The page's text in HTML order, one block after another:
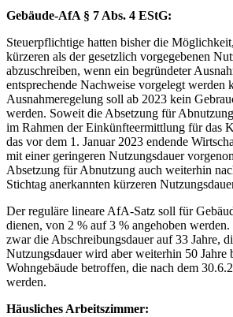
Gebäude-AfA § 7 Abs. 4 EStG:
Steuerpflichtige hatten bisher die
kürzeren als der gesetzlich vorgegebenen
abzuschreiben, wenn ein begründeter
entsprechende Nachweise vorgelegt werden
Ausnahmeregelung soll ab 2023 kein
werden. Soweit die Absetzung für
im Rahmen der Einkünfteermittlung für das
das vor dem 1. Januar 2023 endende
mit einer geringeren Nutzungsdauer
Absetzung für Abnutzung auch weiterhin
Stichtag anerkannten kürzeren
Der reguläre lineare AfA-Satz soll für
dienen, von 2 % auf 3 % angehoben
zwar die Abschreibungsdauer auf 33 Jahre,
Nutzungsdauer wird aber weiterhin 50 Jahre
Wohngebäude betroffen, die nach dem
werden.
Häusliches Arbeitszimmer: